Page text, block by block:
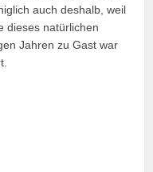
auch deshalb, weil
dieses natürlichen
Jahren zu Gast war